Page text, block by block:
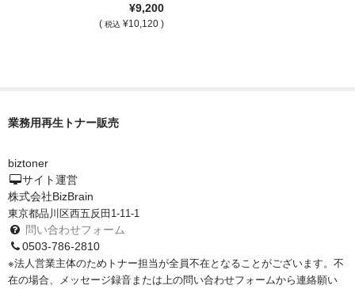
¥9,200
( 税込 ¥10,120 )
業務用再生トナー販売
biztoner
サイト運営
株式会社BizBrain
東京都品川区西五反田1-11-1
問い合わせフォーム
0503-786-2810
※法人営業主体のためトナー担当が全員不在となることがございます。不
在の場合、メッセージ録音または上の問い合わせフォームから連絡願い